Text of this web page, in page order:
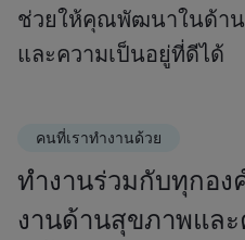
ช่วยให้คุณพัฒนาในด้า
และความเป็นอยู่ที่ดีได้
คนที่เราทำงานด้วย
ทำงานร่วมกับทุกอง
งานด้านสุขภาพแล